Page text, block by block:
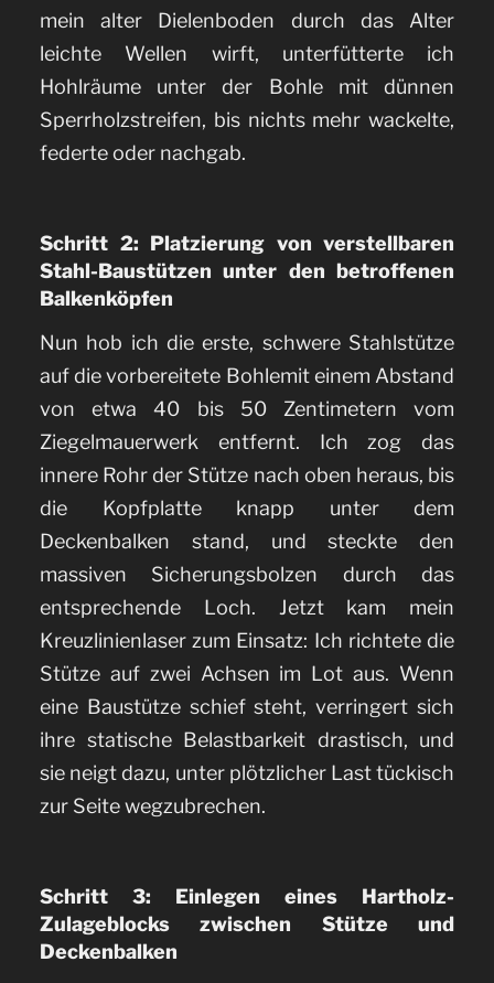
mein alter Dielenboden durch das Alter
leichte Wellen wirft, unterfütterte ich
Hohlräume unter der Bohle mit dünnen
Sperrholzstreifen, bis nichts mehr wackelte,
federte oder nachgab.
Schritt 2: Platzierung von verstellbaren
Stahl-Baustützen unter den betroffenen
Balkenköpfen
Nun hob ich die erste, schwere Stahlstütze
auf die vorbereitete Bohlemit einem Abstand
von etwa 40 bis 50 Zentimetern vom
Ziegelmauerwerk entfernt. Ich zog das
innere Rohr der Stütze nach oben heraus, bis
die Kopfplatte knapp unter dem
Deckenbalken stand, und steckte den
massiven Sicherungsbolzen durch das
entsprechende Loch. Jetzt kam mein
Kreuzlinienlaser zum Einsatz: Ich richtete die
Stütze auf zwei Achsen im Lot aus. Wenn
eine Baustütze schief steht, verringert sich
ihre statische Belastbarkeit drastisch, und
sie neigt dazu, unter plötzlicher Last tückisch
zur Seite wegzubrechen.
Schritt 3: Einlegen eines Hartholz-
Zulageblocks zwischen Stütze und
Deckenbalken